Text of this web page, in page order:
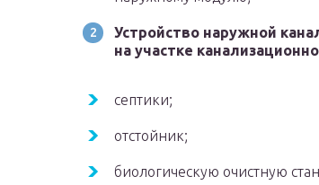
Устройство наружной
на участке
септики;
отстойник;
биологическую очистную